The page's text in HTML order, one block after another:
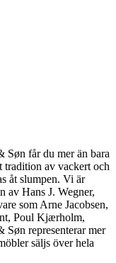
Søn får du mer än bara
tradition av vackert och
åt slumpen. Vi är
av Hans J. Wegner,
som Arne Jacobsen,
Poul Kjærholm,
representerar mer
säljs över hela